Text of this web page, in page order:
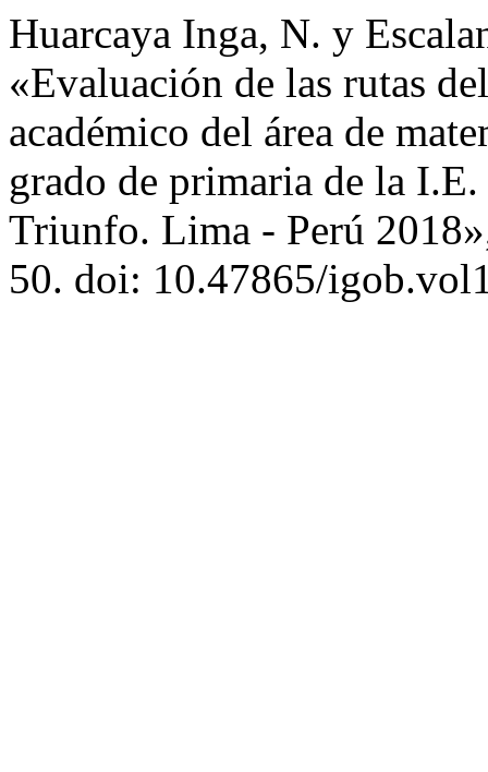
Huarcaya Inga, N. y
«Evaluación de las rutas
académico del área de
grado de primaria de la
Triunfo. Lima - Perú
50. doi: 10.47865/